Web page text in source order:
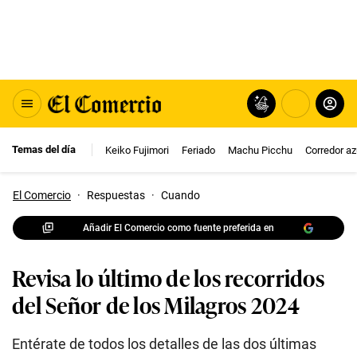
Temas del día Keiko Fujimori Feriado Machu Picchu Corredor
El Comercio · Respuestas · Cuando
Añadir El Comercio como fuente preferida en
Revisa lo último de los recorridos
del Señor de los Milagros 2024
Entérate de todos los detalles de las dos últimas